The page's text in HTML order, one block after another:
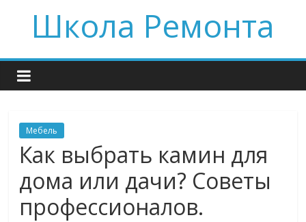
contentШкола Ремонта
Мебель
Как выбрать камин для
дома или дачи? Советы
профессионалов.